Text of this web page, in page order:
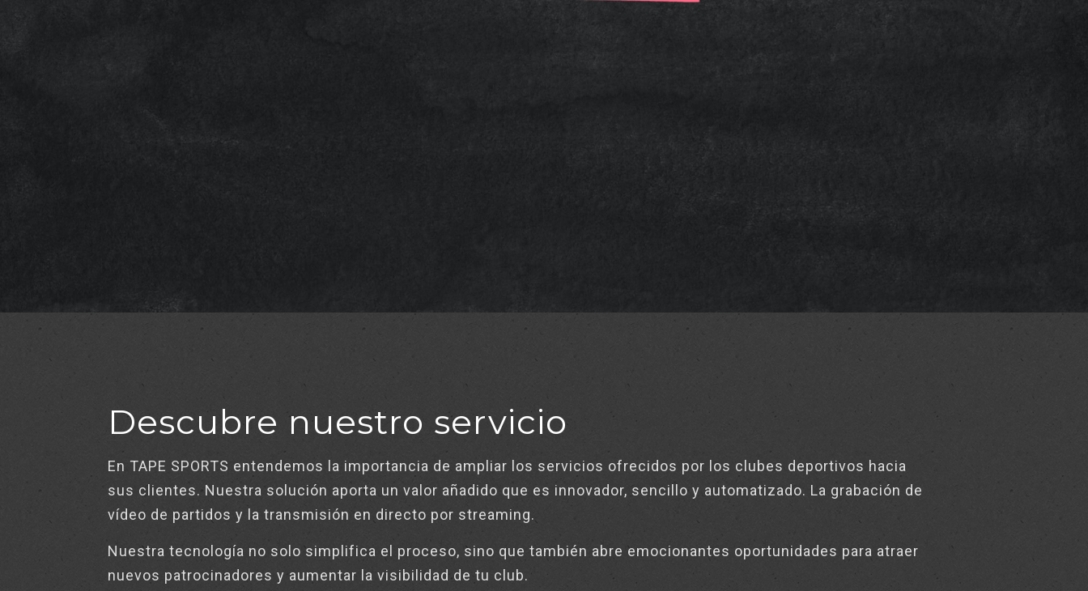
Descubre nuestro servicio
En TAPE SPORTS entendemos la importancia de ampliar los servicios ofrecidos por los clubes deportivos hacia
sus clientes. Nuestra solución aporta un valor añadido que es innovador, sencillo y automatizado. La grabación de
vídeo de partidos y la transmisión en directo por streaming.
Nuestra tecnología no solo simplifica el proceso, sino que también abre emocionantes oportunidades para atraer
nuevos patrocinadores y aumentar la visibilidad de tu club.